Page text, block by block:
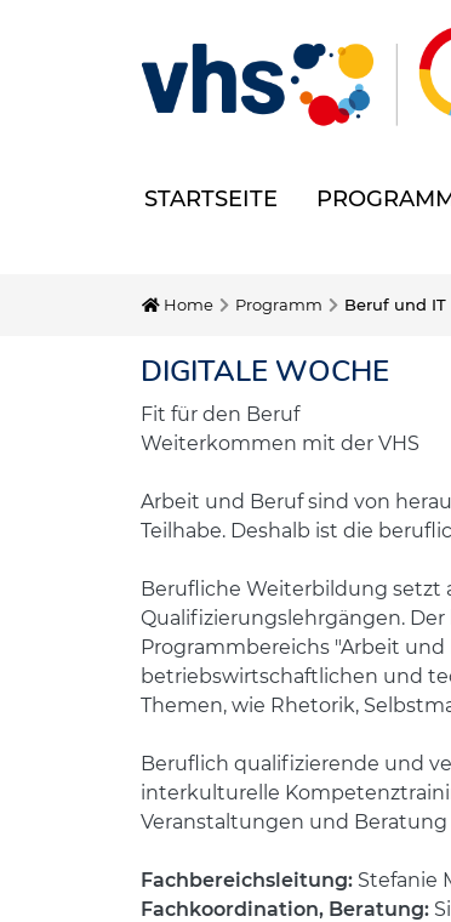
STARTSEITE
Home Programm Beruf und IT
DIGITALE WOCHE
Fit für den Beruf
Weiterkommen mit der VHS
Arbeit und Beruf sind von
Teilhabe. Deshalb ist die
Berufliche Weiterbildung setzt
Qualifizierungslehrgängen.
Programmbereichs "Arbeit
betriebswirtschaftlichen und
Themen, wie Rhetorik,
Beruflich qualifizierende und
interkulturelle
Veranstaltungen und Beratung
Fachbereichsleitung: Stefanie
Fachkoordination, Beratung: